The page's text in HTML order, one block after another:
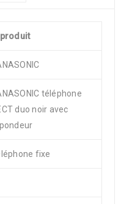
téléphone
duo noir avec
fixe